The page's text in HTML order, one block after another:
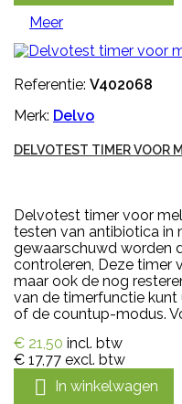
Meer
Referentie: V402068
Merk: Delvo
DELVOTEST TIMER VOOR
Delvotest timer voor
testen van antibiotica in
gewaarschuwd worden
controleren, Deze timer
maar ook de nog
van de timerfunctie
of de countup-modus.
€ 21,50 incl. btw
€ 17,77 excl. btw
 In winkelwagen